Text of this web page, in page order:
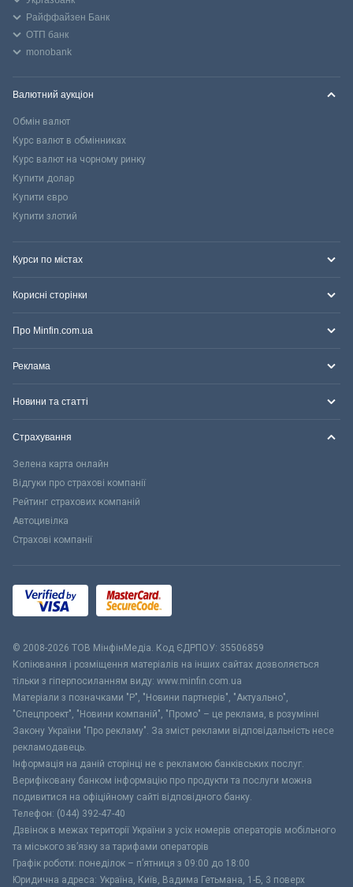
Райффайзен Банк
ОТП банк
monobank
Валютний аукціон
Обмін валют
Курс валют в обмінниках
Курс валют на чорному ринку
Купити долар
Купити євро
Купити злотий
Курси по містах
Корисні сторінки
Про Minfin.com.ua
Реклама
Новини та статті
Страхування
Зелена карта онлайн
Відгуки про страхові компанії
Рейтинг страхових компаній
Автоцивілка
Страхові компанії
© 2008-2026 ТОВ МiнфiнМедiа. Код ЄДРПОУ: 35506859
Копіювання і розміщення матеріалів на інших сайтах дозволяється
тільки з гіперпосиланням виду: www.minfin.com.ua
Матеріали з позначками "Р", "Новини партнерів", "Актуально",
"Спецпроект", "Новини компаній", "Промо" – це реклама, в розумінні
Закону України "Про рекламу". За зміст реклами відповідальність несе
рекламодавець.
Інформація на даній сторінці не є рекламою банківських послуг.
Верифіковану банком інформацію про продукти та послуги можна
подивитися на офіційному сайті відповідного банку.
Телефон: (044) 392-47-40
Дзвінок в межах території України з усіх номерів операторів мобільного
та міського зв’язку за тарифами операторів
Графік роботи: понеділок – п’ятниця з 09:00 до 18:00
Юридична адреса: Україна, Київ, Вадима Гетьмана, 1-Б, 3 поверх